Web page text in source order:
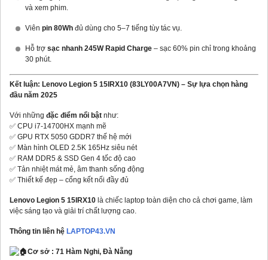
và xem phim.
Viên pin 80Wh đủ dùng cho 5–7 tiếng tùy tác vụ.
Hỗ trợ sạc nhanh 245W Rapid Charge – sạc 60% pin chỉ trong khoảng
30 phút.
Kết luận: Lenovo Legion 5 15IRX10 (83LY00A7VN) – Sự lựa chọn hàng
đầu năm 2025
Với những đặc điểm nổi bật như:
✅ CPU i7‑14700HX mạnh mẽ
✅ GPU RTX 5050 GDDR7 thế hệ mới
✅ Màn hình OLED 2.5K 165Hz siêu nét
✅ RAM DDR5 & SSD Gen 4 tốc độ cao
✅ Tản nhiệt mát mẻ, âm thanh sống động
✅ Thiết kế đẹp – cổng kết nối đầy đủ
Lenovo Legion 5 15IRX10 là chiếc laptop toàn diện cho cả chơi game, làm
việc sáng tạo và giải trí chất lượng cao.
Thông tin liên hệ LAPTOP43.VN
Cơ sở : 71 Hàm Nghi, Đà Nẵng